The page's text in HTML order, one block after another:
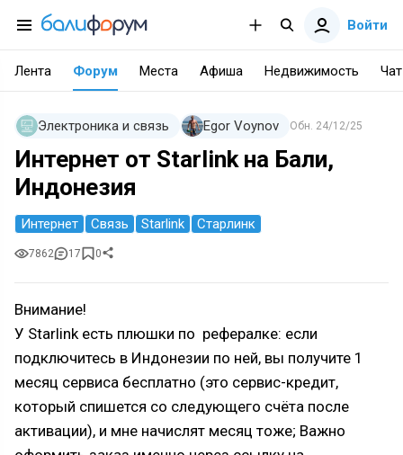
Войти
Лента Форум Места Афиша Недвижимость Чат
Электроника и связь Egor Voynov Обн. 24/12/25
Интернет от Starlink на Бали,
Индонезия
Интернет Связь Starlink Старлинк
7862 17 0
Внимание!
У Starlink есть плюшки по рефералке: если
подключитесь в Индонезии по ней, вы получите 1
месяц сервиса бесплатно (это сервис-кредит,
который спишется со следующего счёта после
активации), и мне начислят месяц тоже; Важно